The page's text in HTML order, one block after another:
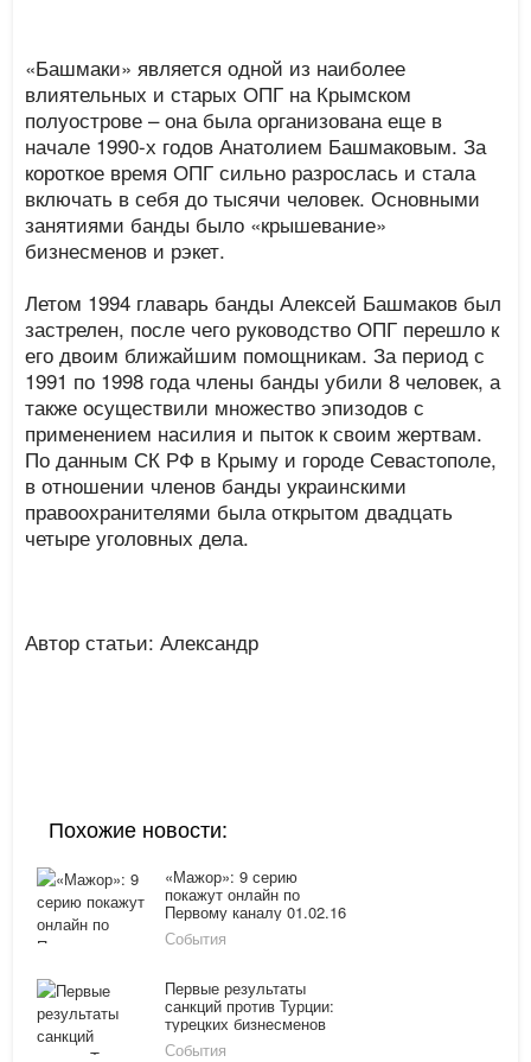
«Башмаки» является одной из наиболее
влиятельных и старых ОПГ на Крымском
полуострове – она была организована еще в
начале 1990-х годов Анатолием Башмаковым. За
короткое время ОПГ сильно разрослась и стала
включать в себя до тысячи человек. Основными
занятиями банды было «крышевание»
бизнесменов и рэкет.
Летом 1994 главарь банды Алексей Башмаков был
застрелен, после чего руководство ОПГ перешло к
его двоим ближайшим помощникам. За период с
1991 по 1998 года члены банды убили 8 человек, а
также осуществили множество эпизодов с
применением насилия и пыток к своим жертвам.
По данным СК РФ в Крыму и городе Севастополе,
в отношении членов банды украинскими
правоохранителями была открытом двадцать
четыре уголовных дела.
Автор статьи: Александр
Похожие новости:
«Мажор»: 9 серию
покажут онлайн по
Первому каналу 01.02.16
События
Первые результаты
санкций против Турции:
турецких бизнесменов
депортируют из России
События